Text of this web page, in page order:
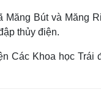
Bút và Măng
thủy điện.
Các Khoa học Trái